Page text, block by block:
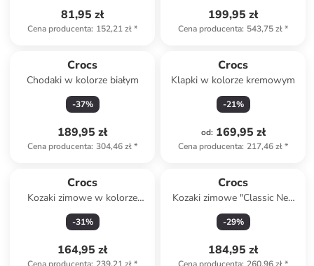
81,95 zł
Cena producenta: 152,21 zł*
199,95 zł
Cena producenta: 543,75 zł*
Crocs
Chodaki w kolorze białym
-37%
189,95 zł
Cena producenta: 304,46 zł*
Crocs
Klapki w kolorze kremowym
-21%
od: 169,95 zł
Cena producenta: 217,46 zł*
Crocs
Kozaki zimowe w kolorze
granatowym
-31%
164,95 zł
Crocs
Kozaki zimowe "Classic Neo
Puff" w kolorze czarnym
-29%
184,95 zł